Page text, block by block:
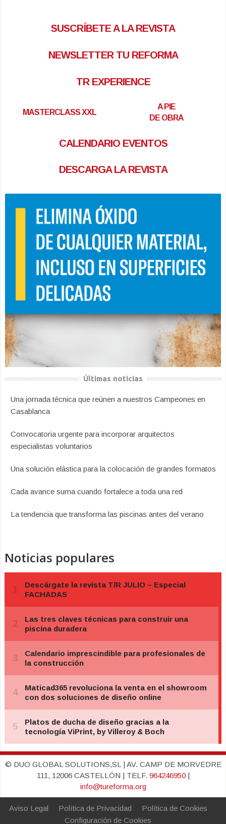
SUSCRÍBETE A LA REVISTA
NEWSLETTER TU REFORMA
TR EXPERIENCE
MASTERCLASS XXL
A PIE
DE OBRA
CALENDARIO EVENTOS
DESCARGA LA REVISTA
Últimas noticias
Una jornada técnica que reúnen a nuestros Campeones en
Casablanca
Convocatoria urgente para incorporar arquitectos
especialistas voluntarios
Una solución elástica para la colocación de grandes formatos
Cada avance suma cuando fortalece a toda una red
La tendencia que transforma las piscinas antes del verano
Noticias populares
© DUO GLOBAL SOLUTIONS,SL | AV. CAMP DE MORVEDRE
111, 12006 CASTELLÓN | TELF. 964246950|
info@tureforma.org
Aviso Legal Política de Privacidad
Política de Cookies
Configuración de Cookies